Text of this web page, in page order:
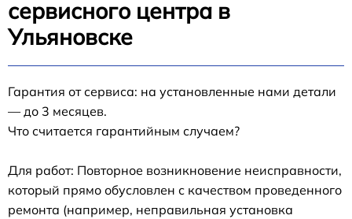
сервисного центра в
Ульяновске
Гарантия от сервиса: на установленные нами детали
— до 3 месяцев.
Что считается гарантийным случаем?
Для работ: Повторное возникновение неисправности,
который прямо обусловлен с качеством проведенного
ремонта (например, неправильная установка